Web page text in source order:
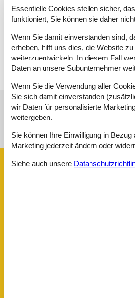
Konditionen
Haustiere sind nicht erlaubt.
Ein Babybett kann auf Anfrage
werden.
Sonnenstand über dem
Ausstattung
Essentielle Cookies stellen sicher,
funktioniert, Sie können sie daher
Wenn Sie damit einverstanden sind,
erheben, hilft uns dies, die Website
weiterzuentwickeln. In diesem Fall
Daten an unsere Subunternehmer
Wenn Sie die Verwendung aller
Sie sich damit einverstanden
wir Daten für personalisierte
weitergeben.
Sie können Ihre Einwilligung in Bezug
Marketing jederzeit ändern oder
Siehe auch unsere